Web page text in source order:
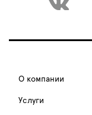
О компании
Услуги